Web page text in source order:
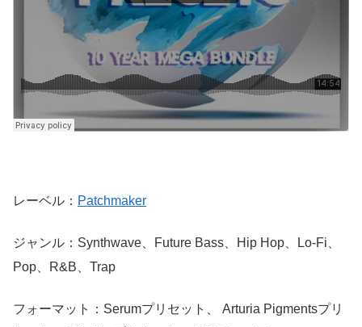
レーベル： Patchmaker
ジャンル：Synthwave、Future Bass、Hip Hop、Lo-Fi、
Pop、R&B、Trap
フォーマット：Serumプリセット、 Arturia Pigmentsプリ